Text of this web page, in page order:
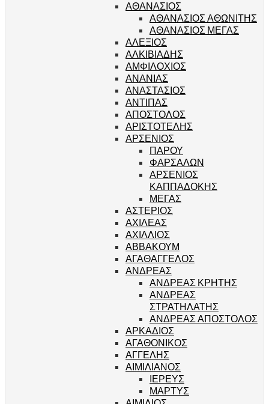
ΑΘΑΝΑΣΙΟΣ
ΑΘΑΝΑΣΙΟΣ ΑΘΩΝΙΤΗΣ
ΑΘΑΝΑΣΙΟΣ ΜΕΓΑΣ
ΑΛΕΞΙΟΣ
ΑΛΚΙΒΙΑΔΗΣ
ΑΜΦΙΛΟΧΙΟΣ
ΑΝΑΝΙΑΣ
ΑΝΑΣΤΑΣΙΟΣ
ΑΝΤΙΠΑΣ
ΑΠΟΣΤΟΛΟΣ
ΑΡΙΣΤΟΤΕΛΗΣ
ΑΡΣΕΝΙΟΣ
ΠΑΡΟΥ
ΦΑΡΣΑΛΩΝ
ΑΡΣΕΝΙΟΣ
ΚΑΠΠΑΔΟΚΗΣ
ΜΕΓΑΣ
ΑΣΤΕΡΙΟΣ
ΑΧΙΛΕΑΣ
ΑΧΙΛΛΙΟΣ
ΑΒΒΑΚΟΥΜ
ΑΓΑΘΑΓΓΕΛΟΣ
ΑΝΔΡΕΑΣ
ΑΝΔΡΕΑΣ ΚΡΗΤΗΣ
ΑΝΔΡΕΑΣ
ΣΤΡΑΤΗΛΑΤΗΣ
ΑΝΔΡΕΑΣ ΑΠΟΣΤΟΛΟΣ
ΑΡΚΑΔΙΟΣ
ΑΓΑΘΟΝΙΚΟΣ
ΑΓΓΕΛΗΣ
ΑΙΜΙΛΙΑΝΟΣ
ΙΕΡΕΥΣ
ΜΑΡΤΥΣ